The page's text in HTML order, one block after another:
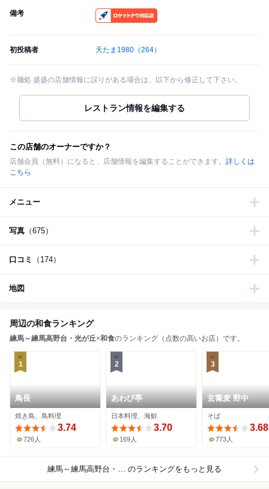
備考
初投稿者 天たま1980 （264）
※麺処 盛盛の店舗情報に誤りがある場合は、以下から修正して下さい。
この店舗のオーナーですか？
店舗会員（無料）になると、店舗情報を編集することができます。 詳しくは
こちら
メニュー
写真 （675）
口コミ （174）
地図
周辺の和食ランキング
練馬～練馬高野台・光が丘×和食のランキング（点数の高いお店）です。
1
鳥長
焼き鳥、鳥料理
3.74
726人
2
あわび亭
日本料理、海鮮
3.70
169人
3
玄蕎麦 野中
そば
3.68
773人
練馬～練馬高野台・光が丘×和食 のランキングをもっと見る